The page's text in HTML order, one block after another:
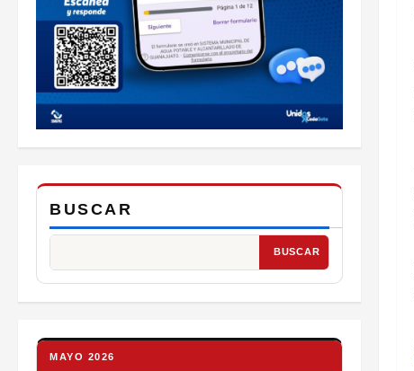
BUSCAR
BUSCAR
MAYO 2026